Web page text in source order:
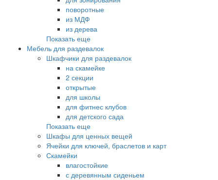
поворотные
из МДФ
из дерева
Показать еще
Мебель для раздевалок
Шкафчики для раздевалок
на скамейке
2 секции
открытые
для школы
для фитнес клубов
для детского сада
Показать еще
Шкафы для ценных вещей
Ячейки для ключей, браслетов и карт
Скамейки
влагостойкие
с деревянным сиденьем